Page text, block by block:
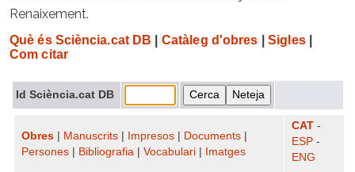
Renaixement.
Què és Sciència.cat DB Catàleg d'obres Sigles|
Com citar
Id Sciència.cat DB
Obres Manuscrits Impresos Documents
Persones
Bibliografia Vocabulari Imatges
CAT -
ESP -
ENG